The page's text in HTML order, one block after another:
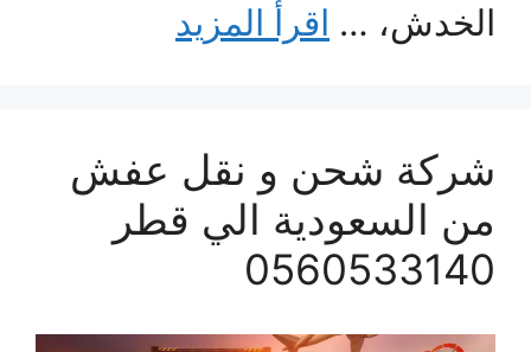
الخدش، … اقرأ المزيد
شركة شحن و نقل عفش
من السعودية الي قطر
0560533140